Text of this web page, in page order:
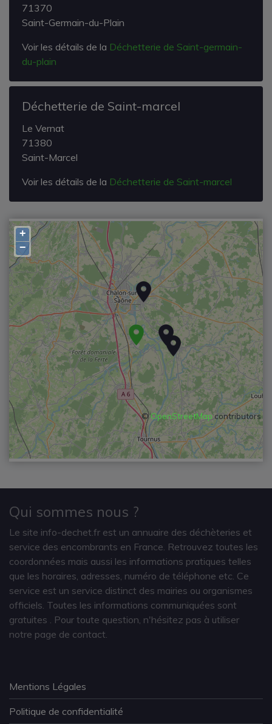
+
−
©OpenStreetMapcontributors
71370
Saint-Germain-du-Plain
Voir les détails de la Déchetterie de Saint-germain-
du-plain
Déchetterie de Saint-marcel
Le Vernat
71380
Saint-Marcel
Voir les détails de la Déchetterie de Saint-marcel
Qui sommes nous ?
Le site info-dechet.fr est un annuaire des déchèteries et
service des encombrants en France. Retrouvez toutes les
coordonnées mais aussi les informations pratiques telles
que les horaires, adresses, numéro de téléphone etc. Ce
service est un service distinct des mairies ou organismes
officiels. Toutes les informations communiquées sont
gratuites
. Pour toute question, n'hésitez pas à utiliser
notre page de contact.
Mentions Légales
Politique de confidentialité